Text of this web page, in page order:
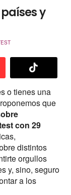
y
o tienes una
que
con 29
distintos
orgullos
y, sino, seguro
a los